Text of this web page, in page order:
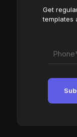
Get
templates